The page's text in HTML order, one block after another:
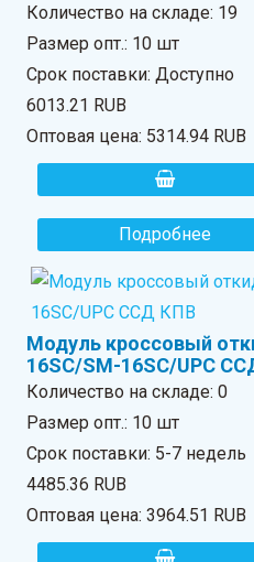
Количество на складе: 19
Размер опт.: 10 шт
Срок поставки: Доступно
6013.21 RUB
Оптовая цена: 5314.94 RUB
Подробнее
Модуль кроссовый
16SC/SM-16SC/UPC
Количество на складе:0
Размер опт.: 10 шт
Срок поставки: 5-7 недель
4485.36 RUB
Оптовая цена:3964.51 RUB